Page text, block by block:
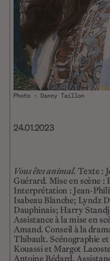
Photo : Danny Taillon
24.01.2023
Vous êtes animal. Texte :
Guérard. Mise en scène :
Interprétation : Jean-
Isabeau Blanche ; Lyndz
Dauphinais ; Harry
Assistance à la mise en
Amand. Conseil à la
Thibault. Scénographie
Kouassi et Margot
Antoine Bédard.